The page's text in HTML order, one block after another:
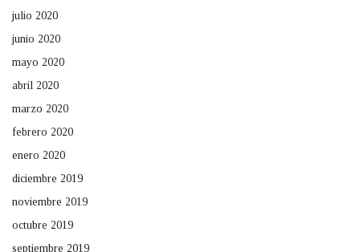
julio 2020
junio 2020
mayo 2020
abril 2020
marzo 2020
febrero 2020
enero 2020
diciembre 2019
noviembre 2019
octubre 2019
septiembre 2019